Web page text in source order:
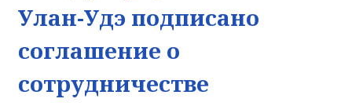
Улан-Удэ подписано
соглашение о
сотрудничестве